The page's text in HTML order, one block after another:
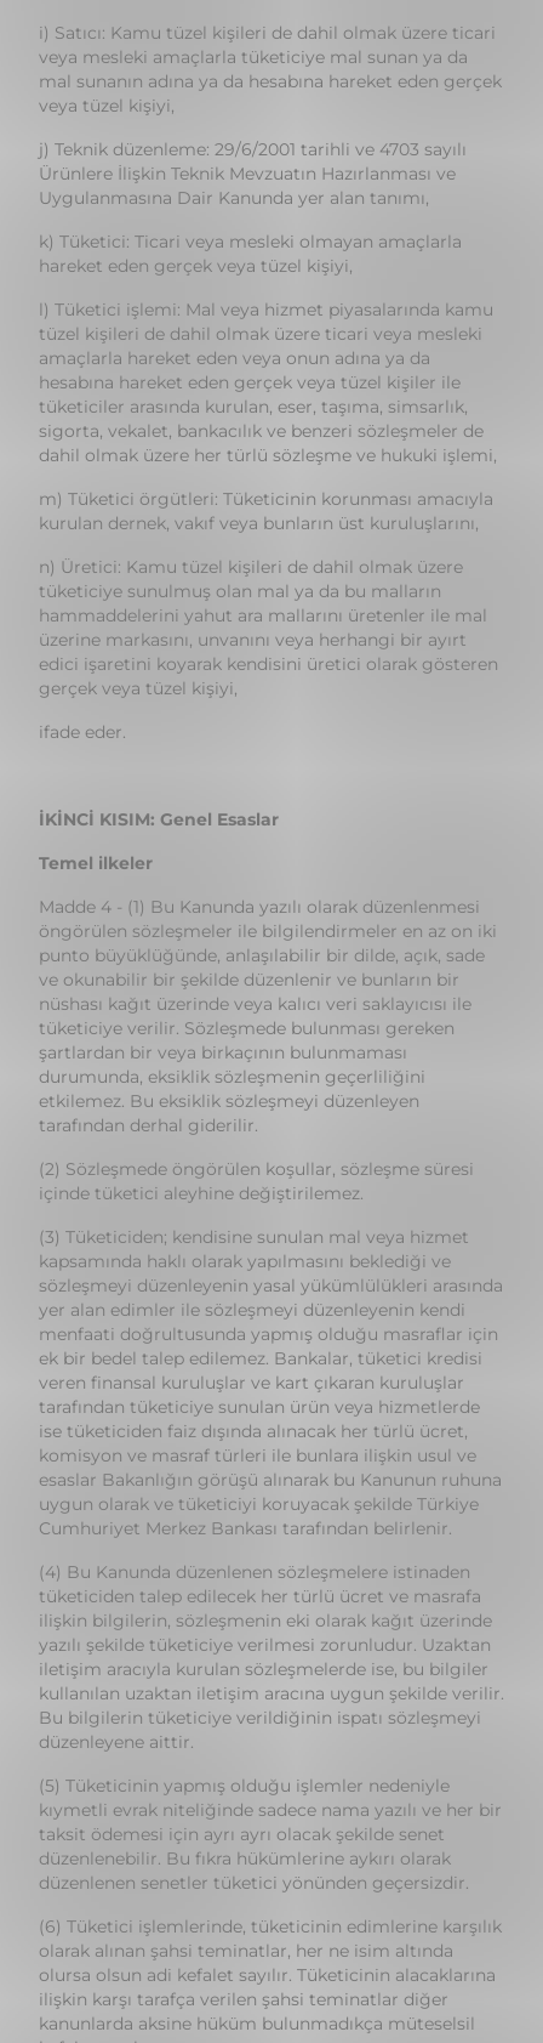
j) Teknik düzenleme: 29/6/2001 tarihli ve 4703 sayılı
Ürünlere İlişkin Teknik Mevzuatın Hazırlanması ve
Uygulanmasına Dair Kanunda yer alan tanımı,
k) Tüketici: Ticari veya mesleki olmayan amaçlarla
hareket eden gerçek veya tüzel kişiyi,
l) Tüketici işlemi: Mal veya hizmet piyasalarında kamu
tüzel kişileri de dahil olmak üzere ticari veya mesleki
amaçlarla hareket eden veya onun adına ya da
hesabına hareket eden gerçek veya tüzel kişiler ile
tüketiciler arasında kurulan, eser, taşıma, simsarlık,
sigorta, vekalet, bankacılık ve benzeri sözleşmeler de
dahil olmak üzere her türlü sözleşme ve hukuki işlemi,
m) Tüketici örgütleri: Tüketicinin korunması amacıyla
kurulan dernek, vakıf veya bunların üst kuruluşlarını,
n) Üretici: Kamu tüzel kişileri de dahil olmak üzere
tüketiciye sunulmuş olan mal ya da bu malların
hammaddelerini yahut ara mallarını üretenler ile mal
üzerine markasını, unvanını veya herhangi bir ayırt
edici işaretini koyarak kendisini üretici olarak gösteren
gerçek veya tüzel kişiyi,
ifade eder.
öngörülen sözleşmeler ile bilgilendirmeler en az on iki
punto büyüklüğünde, anlaşılabilir bir dilde, açık, sade
ve okunabilir bir şekilde düzenlenir ve bunların bir
nüshası kağıt üzerinde veya kalıcı veri saklayıcısı ile
tüketiciye verilir. Sözleşmede bulunması gereken
şartlardan bir veya birkaçının bulunmaması
durumunda, eksiklik sözleşmenin geçerliliğini
etkilemez. Bu eksiklik sözleşmeyi düzenleyen
tarafından derhal giderilir.
(2) Sözleşmede öngörülen koşullar, sözleşme süresi
içinde tüketici aleyhine değiştirilemez.
(3) Tüketiciden; kendisine sunulan mal veya hizmet
kapsamında haklı olarak yapılmasını beklediği ve
sözleşmeyi düzenleyenin yasal yükümlülükleri arasında
yer alan edimler ile sözleşmeyi düzenleyenin kendi
menfaati doğrultusunda yapmış olduğu masraflar için
ek bir bedel talep edilemez. Bankalar, tüketici kredisi
veren finansal kuruluşlar ve kart çıkaran kuruluşlar
tarafından tüketiciye sunulan ürün veya hizmetlerde
ise tüketiciden faiz dışında alınacak her türlü ücret,
komisyon ve masraf türleri ile bunlara ilişkin usul ve
esaslar Bakanlığın görüşü alınarak bu Kanunun ruhuna
uygun olarak ve tüketiciyi koruyacak şekilde Türkiye
Cumhuriyet Merkez Bankası tarafından belirlenir.
(4) Bu Kanunda düzenlenen sözleşmelere istinaden
tüketiciden talep edilecek her türlü ücret ve masrafa
ilişkin bilgilerin, sözleşmenin eki olarak kağıt üzerinde
yazılı şekilde tüketiciye verilmesi zorunludur. Uzaktan
iletişim aracıyla kurulan sözleşmelerde ise, bu bilgiler
kullanılan uzaktan iletişim aracına uygun şekilde verilir.
Bu bilgilerin tüketiciye verildiğinin ispatı sözleşmeyi
düzenleyene aittir.
(5) Tüketicinin yapmış olduğu işlemler nedeniyle
kıymetli evrak niteliğinde sadece nama yazılı ve her bir
taksit ödemesi için ayrı ayrı olacak şekilde senet
düzenlenebilir. Bu fıkra hükümlerine aykırı olarak
düzenlenen senetler tüketici yönünden geçersizdir.
(6) Tüketici işlemlerinde, tüketicinin edimlerine karşılık
olarak alınan şahsi teminatlar, her ne isim altında
olursa olsun adi kefalet sayılır. Tüketicinin alacaklarına
ilişkin karşı tarafça verilen şahsi teminatlar diğer
kanunlarda aksine hüküm bulunmadıkça müteselsil
kefalet sayılır.
(7) Temerrüt hali de dahil olmak üzere, tüketici
işlemlerinde bileşik faiz uygulanmaz.